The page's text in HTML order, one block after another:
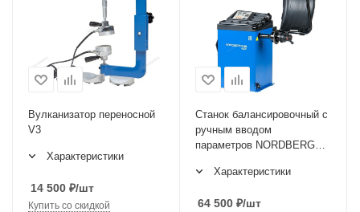
Вулканизатор переносной
V3
Характеристики
14 500 ₽/шт
Купить со скидкой
Станок балансировочный с
ручным вводом
параметров NORDBERG
Характеристики
64 500 ₽/шт